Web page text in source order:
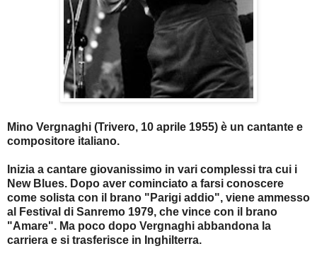
Mino Vergnaghi (Trivero, 10 aprile 1955) è un cantante e
compositore italiano.
Inizia a cantare giovanissimo in vari complessi tra cui i
New Blues. Dopo aver cominciato a farsi conoscere
come solista con il brano "Parigi addio", viene ammesso
al Festival di Sanremo 1979, che vince con il brano
"Amare". Ma poco dopo Vergnaghi abbandona la
carriera e si trasferisce in Inghilterra.